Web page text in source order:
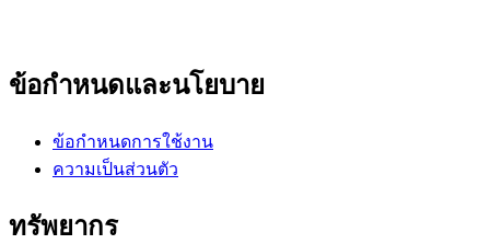
ข้อกำหนดและนโยบาย
ข้อกำหนดการใช้งาน
ความเป็นส่วนตัว
ทรัพยากร